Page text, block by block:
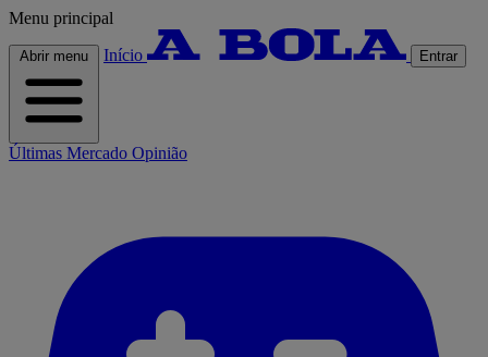
Menu principal
Abrir menu Início Entrar
Últimas Mercado Opinião